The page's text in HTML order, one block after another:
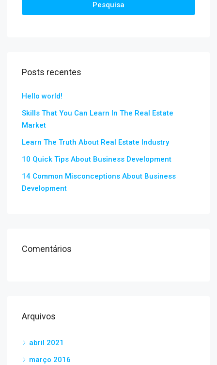
Pesquisa
Posts recentes
Hello world!
Skills That You Can Learn In The Real Estate
Market
Learn The Truth About Real Estate Industry
10 Quick Tips About Business Development
14 Common Misconceptions About Business
Development
Comentários
Arquivos
abril 2021
março 2016